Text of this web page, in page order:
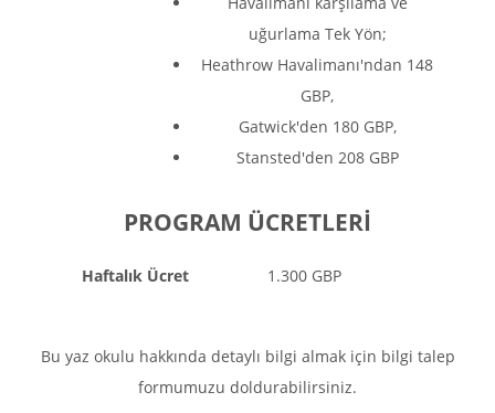
uğurlama Tek Yön;
Heathrow Havalimanı'ndan 148
GBP,
Gatwick'den 180 GBP,
Stansted'den 208 GBP
PROGRAM ÜCRETLERİ
Haftalık Ücret 1.300 GBP
Bu yaz okulu hakkında detaylı bilgi almak için bilgi talep
formumuzu doldurabilirsiniz.